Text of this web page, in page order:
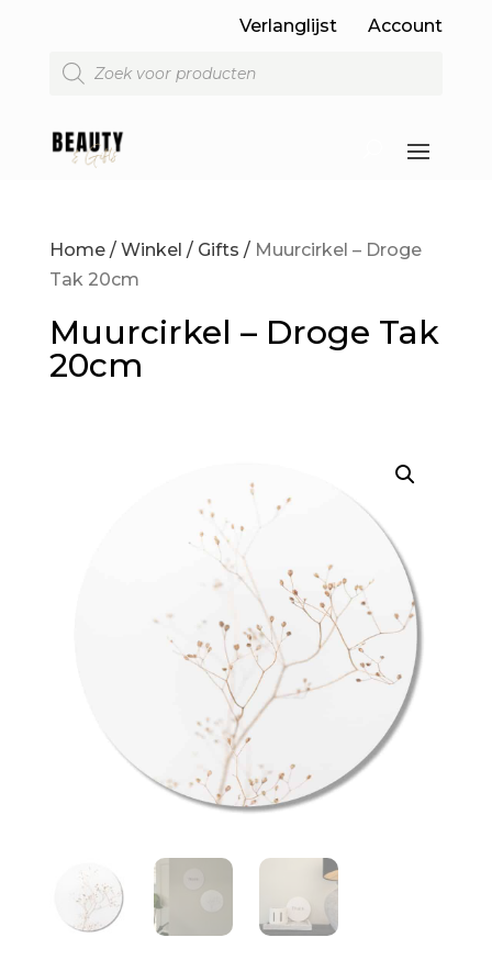
Verlanglijst
Account
Producten
zoeken
Home/ Winkel / Gifts / Muurcirkel – Droge
Tak 20cm
Muurcirkel – Droge Tak
20cm